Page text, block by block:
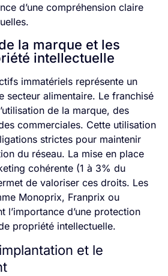
d’une compréhension claire
la marque et les
intellectuelle
immatériels représente un
secteur alimentaire. Le franchisé
de la marque, des
commerciales. Cette utilisation
strictes pour maintenir
du réseau. La mise en place
cohérente (1 à 3% du
de valoriser ces droits. Les
Monoprix, Franprix ou
l’importance d’une protection
propriété intellectuelle.
et le